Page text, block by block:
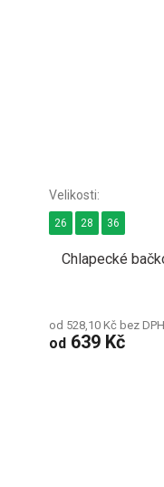
Chlapecké
od 528,10 Kč bez DPH
od 639 Kč
26 28 36